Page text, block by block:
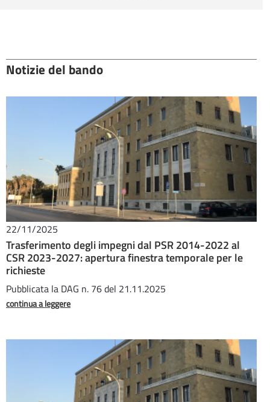
Notizie del bando
22/11/2025
Trasferimento degli impegni dal PSR 2014-2022 al
CSR 2023-2027: apertura finestra temporale per le
richieste
Pubblicata la DAG n. 76 del 21.11.2025
continua a leggere